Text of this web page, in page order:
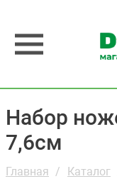
Набор
7,6см
Главная Каталог